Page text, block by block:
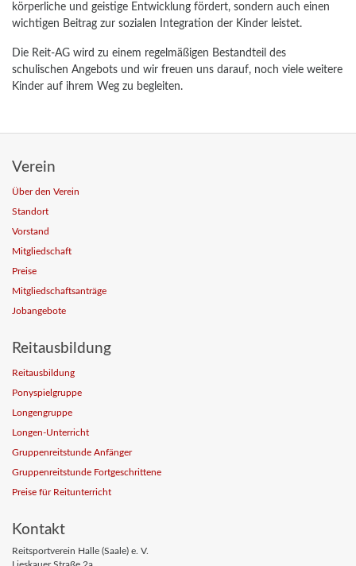
körperliche und geistige Entwicklung fördert, sondern auch einen
wichtigen Beitrag zur sozialen Integration der Kinder leistet.
Die Reit-AG wird zu einem regelmäßigen Bestandteil des
schulischen Angebots und wir freuen uns darauf, noch viele weitere
Kinder auf ihrem Weg zu begleiten.
Verein
Über den Verein
Standort
Vorstand
Mitgliedschaft
Preise
Mitgliedschaftsanträge
Jobangebote
Reitausbildung
Reitausbildung
Ponyspielgruppe
Longengruppe
Longen-Unterricht
Gruppenreitstunde Anfänger
Gruppenreitstunde Fortgeschrittene
Preise für Reitunterricht
Kontakt
Reitsportverein Halle (Saale) e. V.